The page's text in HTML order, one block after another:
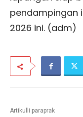
pendampingan
2026 ini. (adm)
Artikulli paraprak